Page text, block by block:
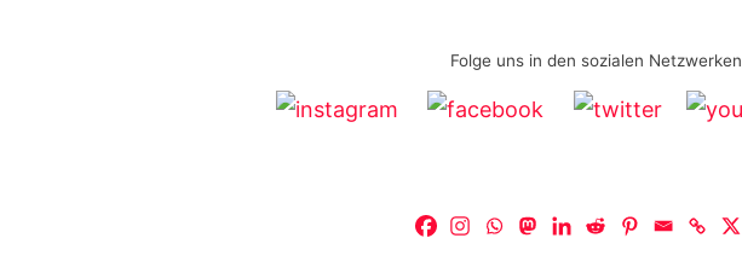
Folge uns in den sozialen Netzwerken